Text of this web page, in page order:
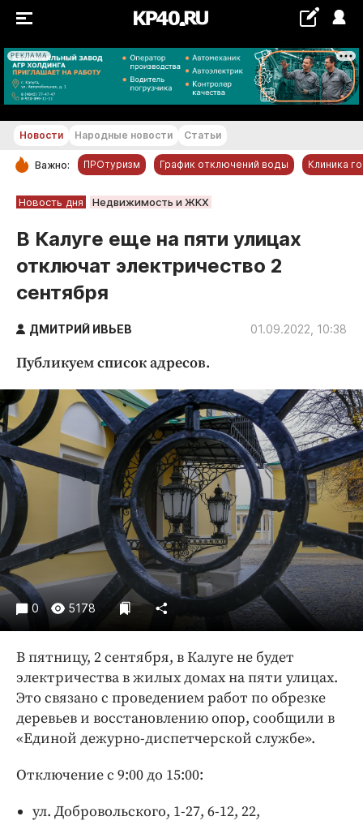
РЕКЛАМА
+29...+30 °С
РУБРИКИ
Новости компаний
Статьи
Народные новости
Авто и транспорт
Криминал
Культура
Недвижимость и ЖКХ
Образование
Общество
Погода
Праздники
Происшествия
Экономика и бизнес
ПРОЕКТЫ
Блоги
Издания
Медиаперсона
Интересное чтиво
Бренд года
Работодатель года
Новости Народные новости Статьи
Важно: ПРОтуризм График отключений воды Клиника
Новость дня Недвижимость и ЖКХ
В Калуге еще на пяти улицах
отключат электричество 2
сентября
ДМИТРИЙ ИВЬЕВ 01.09.2022, 10:38
Публикуем список адресов.
0 5178
В пятницу, 2 сентября, в Калуге не будет
электричества в жилых домах на пяти улицах.
Это связано с проведением работ по обрезке
деревьев и восстановлению опор, сообщили в
«Единой дежурно-диспетчерской службе».
Отключение с 9:00 до 15:00:
ул. Добровольского, 1-27, 6-12, 22,